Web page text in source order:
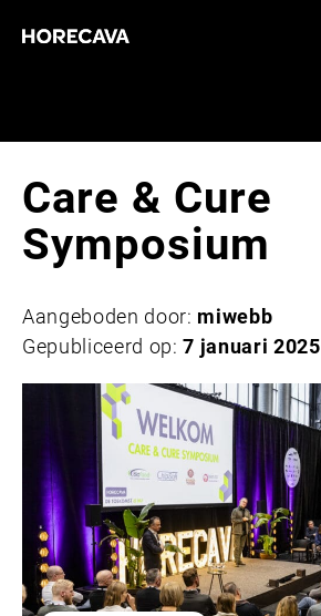
Care & Cure
Symposium
Aangeboden door: miwebb
Gepubliceerd op:7 januari 2025